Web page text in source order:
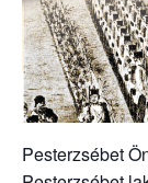
Pesterzsébet